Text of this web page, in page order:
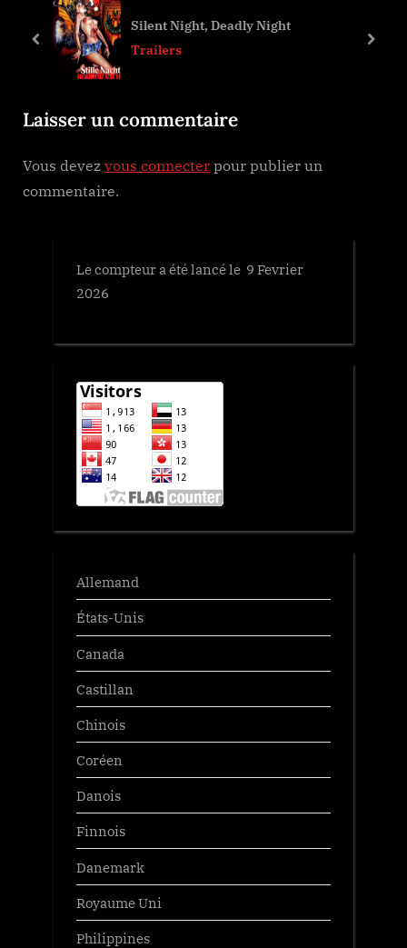
u
o
t
:
Silent Night, Deadly Night
Trailers
prev next
Laisser un commentaire
Vous devez vous connecter pour publier un
commentaire.
Le compteur a été lancé le 9 Fevrier
2026
Allemand
États-Unis
Canada
Castillan
Chinois
Coréen
Danois
Finnois
Danemark
Royaume Uni
Philippines